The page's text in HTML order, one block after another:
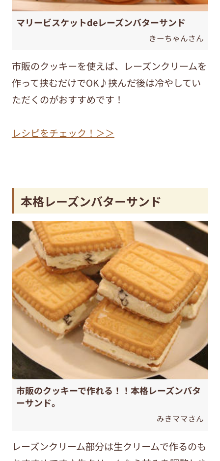
マリービスケットdeレーズンバターサンド
きーちゃんさん
市販のクッキーを使えば、レーズンクリームを
作って挟むだけでOK♪挟んだ後は冷やしてい
ただくのがおすすめです！
レシピをチェック！＞＞
本格レーズンバターサンド
市販のクッキーで作れる！！本格レーズンバタ
ーサンド。
みきママさん
レーズンクリーム部分は生クリームで作るのも